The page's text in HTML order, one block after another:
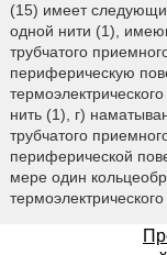
(15) имеет
одной нити (1),
трубчатого
периферическую
нить (1), г)
трубчатого
периферической
мере один